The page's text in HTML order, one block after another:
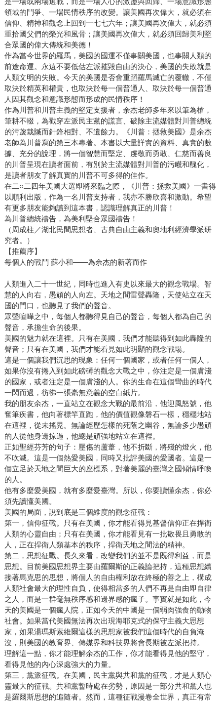
領域的鬥爭、一場民情秩序的改變。讓美國再次偉大，就必須在
信仰、精神和觀念上回到一七七六年；讓美國再次偉大，就必須
重拾國父們的榮光和風骨；讓美國再次偉大，就必須回歸美利堅
合眾國的偉大傳統和美德！
作為當今世界的羅馬，美國的國運不僅事關美國，也事關人類的
前途命運。永遠不要低估左派摧毀自由的決心，美國的失敗就是
人類文明的失敗。今天的美國是否會重蹈羅馬滅亡的覆轍，不僅
取決於精英和權貴，也取決於每一個普通人、取決於每一個普通
人因其觀念和意識形態而形成的民情秩序！
作為川普和川普主義的堅定支援者，余杰老師多年來以筆為槍，
筆耕不輟，為戳穿左派民主黨的謊言、破除主流媒體對川普總統
的污蔑栽贓而針鋒相對、不遺餘力。《川普：拯救美國》是余杰
老師為川普寫的第三本專著。本書以大量詳實的資料、真實的數
據、充分的說理，將一個智慧而堅定、虔敬而勇敢、仁慈而善良
的川普呈現在讀者面前，有別於主流媒體對川普的污衊和醜化，
是讀者朋友了解真實的川普不可多得的佳作。
在二○二四年美國大選即將來臨之際，《川普：拯救美國》一書得
以順利出版，作為一名川普支持者，我亦不勝欣喜和激動。希望
有更多朋友能夠讀到這本書，認識理解真正的川普！
為川普總統禱告，為美利堅合眾國禱告！
（周成柱／湖北民間思想者、古典自由主義和奧地利經濟學派研
究者。）
【推薦序】
每個人的戰鬥 蘇小和——為余杰的新著而作
人類進入二十一世紀，同時也進入有史以來最大的觀念戰場。智
慧的人向右，愚頑的人向左。天地之間雷聲轟隆，天使站立在天
國的門口，也聽見了我們的聲音。
眾聲喧嘩之中，每個人都聽得見自己的聲音，每個人都為自己的
聲音，承擔生命的後果。
美國的魅力就在這裡。只有在美國，我們才能聽得到如此轟隆的
聲音；只有在美國，我們才能看見如此明顯的觀念戰場。
這是一個讓我們沉思的現象：任何一個國家，或者任何一個人，
如果你沒有捲入到如此磅礡的觀念大戰之中，你注定是一個膚淺
的國家，或者注定是一個膚淺的人。你的生命在這個彎曲的時代
一閃而過，彷彿一張毫無意義的空白紙片。
我的朋友余杰，一直站立在觀念大戰的最前沿，他迎風怒號，他
奮筆疾書，他向著標竿直跑，他的價值觀像磐石一樣，穩穩地站
在這裡，從未搖晃。無論經歷怎樣的死蔭之幽谷，無論多少愚頑
的人從他身邊掠過，他總是頑強地站立在這裡。
正如聖經芬芳的句子：壓傷的蘆葦，他不折斷，將殘的燈火，他
不吹滅。這是一個熱愛美國，同時又批評美國的愛國者。這是一
個立足於天地之間巨大的座標系，對著美麗的臺灣之國傾情呼喚
的人。
他有多麼愛美國，就有多麼愛臺灣。所以，你要讀懂余杰，你必
須先讀懂美國。
美國的局面，說到底是三個維度的觀念征戰：
第一，信仰征戰。只有在美國，你才能看得見基督信仰正在捍衛
人類的心靈自由；只有在美國，你才能看見有一批敬畏且勇敢的
人，正在捍衛人類基本的秩序，捍衛天地之間法的精神。
第二，思想征戰。長久來看，改變我們的並不是既得利益，而是
思想。目前美國思想界主要由羅爾斯的正義論把持，這種思想續
接著馬克思的思想，將個人的自由權利放在終極的善之上，構成
人類社會最大的理性自負，使得相當多的人們不再是自由即自律
之人，而是一群毫無秩序感和邊界感的瘋子。事實就是如此，今
天的美國是一個瘋人院，正如今天的中國是一個弱肉強食的動物
社會。如果當代美國無法再次出現海耶克式的保守主義大思想
家，如果湯瑪斯索維爾這樣的思想家被我們這個時代的自負淹
沒，則美國的教育界、傳媒界和科技界將會長期被左派把持。
理解這一點，你才能理解余杰的工作，你才能看得見他的堅守，
看得見他的內心深處強大的力量。
第三，黨派征戰。在美國，民主黨與共和黨的征戰，才是人類心
靈最大的征戰。共和黨暫時處在劣勢，原因是一部分共和黨人也
是羅爾斯思想的追隨者。然而，這種征戰漫卷全世界，真正有常